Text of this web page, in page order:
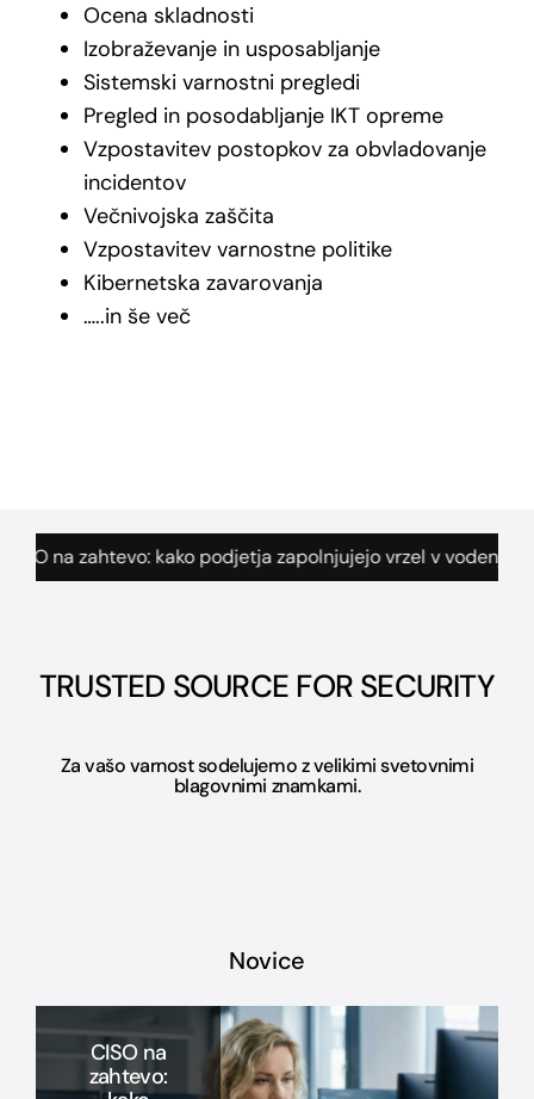
️Ocena skladnosti
Izobraževanje in usposabljanje
Sistemski varnostni pregledi
Pregled in posodabljanje IKT opreme
Vzpostavitev postopkov za obvladovanje
incidentov
Večnivojska zaščita
Vzpostavitev varnostne politike
️Kibernetska zavarovanja
…..in še več
zahtevo: kako podjetja zapolnjujejo vrzel v vodenju
TRUSTED SOURCE FOR SECURITY
Za vašo varnost sodelujemo z velikimi svetovnimi
blagovnimi znamkami.
Novice
CISO na
zahtevo:
CISO NA
ZAHTEVO
Počasno,
nestabilno